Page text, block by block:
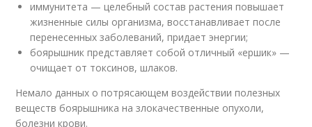
иммунитета — целебный состав растения повышает
жизненные силы организма, восстанавливает после
перенесенных заболеваний, придает энергии;
боярышник представляет собой отличный «ершик» —
очищает от токсинов, шлаков.
Немало данных о потрясающем воздействии полезных
веществ боярышника на злокачественные опухоли,
болезни крови.